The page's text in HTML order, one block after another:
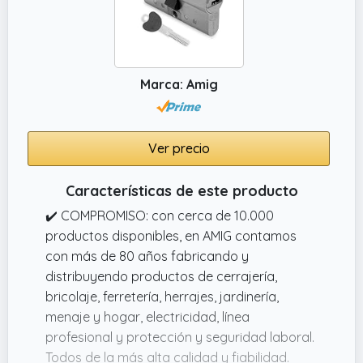
Marca: Amig
Ver precio
Características de este producto
✔️ COMPROMISO: con cerca de 10.000
productos disponibles, en AMIG contamos
con más de 80 años fabricando y
distribuyendo productos de cerrajería,
bricolaje, ferretería, herrajes, jardinería,
menaje y hogar, electricidad, línea
profesional y protección y seguridad laboral.
Todos de la más alta calidad y fiabilidad.